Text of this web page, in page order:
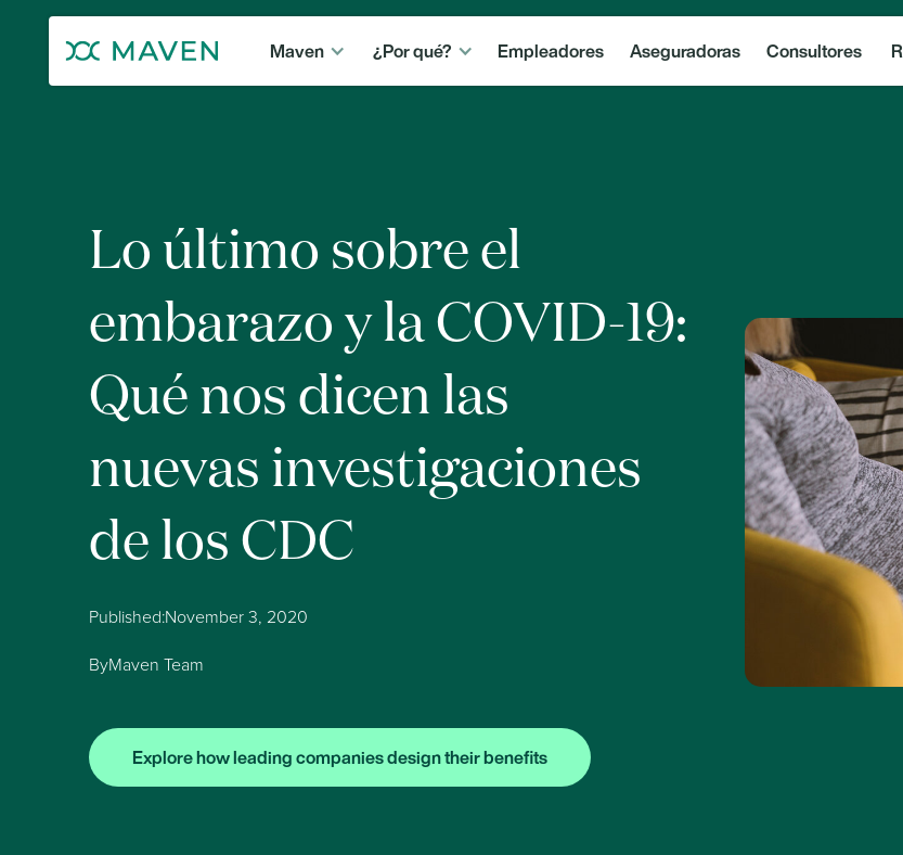
Maven ¿Por qué? Empleadores Aseguradoras Consultores
Lo último sobre el
embarazo y la COVID-19:
Qué nos dicen las
nuevas investigaciones
de los CDC
Published:November 3, 2020
ByMaven Team
Explore how leading companies design their benefits